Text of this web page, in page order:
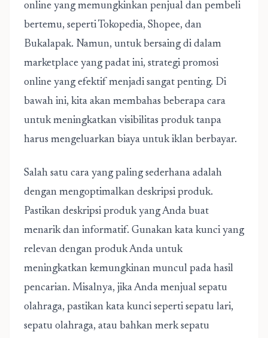
online yang memungkinkan penjual dan pembeli
bertemu, seperti Tokopedia, Shopee, dan
Bukalapak. Namun, untuk bersaing di dalam
marketplace yang padat ini, strategi promosi
online yang efektif menjadi sangat penting. Di
bawah ini, kita akan membahas beberapa cara
untuk meningkatkan visibilitas produk tanpa
harus mengeluarkan biaya untuk iklan berbayar.
Salah satu cara yang paling sederhana adalah
dengan mengoptimalkan deskripsi produk.
Pastikan deskripsi produk yang Anda buat
menarik dan informatif. Gunakan kata kunci yang
relevan dengan produk Anda untuk
meningkatkan kemungkinan muncul pada hasil
pencarian. Misalnya, jika Anda menjual sepatu
olahraga, pastikan kata kunci seperti sepatu lari,
sepatu olahraga, atau bahkan merk sepatu